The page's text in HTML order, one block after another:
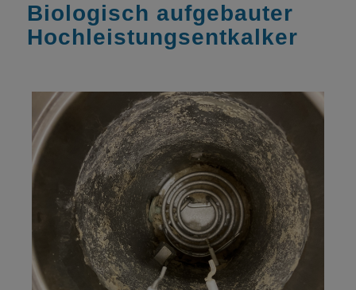
Biologisch aufgebauter
Hochleistungsentkalker